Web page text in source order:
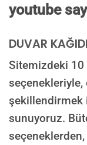
youtube
DUVAR
Sitemizdeki 10
şekillendirmek
sunuyoruz.